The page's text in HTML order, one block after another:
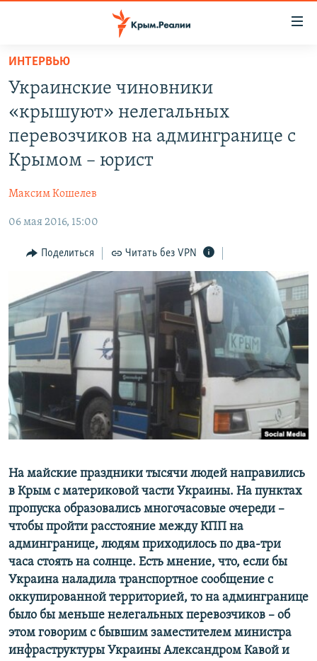
Вернуться
основному
содержанию
Вернутся
главной
Вернутся
СПЕЦПРОЕКТЫ
ВОДА
ИСТОРИЯ
ИНФОГРАФИКА
ТЕЛЕПРОЕКТ КРЫМ.РЕАЛИИ
СОВЕТЫ ПРАВОЗАЩИТНИКОВ
ПРОПАВШИЕ БЕЗ ВЕСТИ
ПОБЕДИТЕЛЕЙ НЕ СУДЯТ?
КРЫМ.НЕПОКОРЕННЫЙ
УКРАИНСКАЯ ПРОБЛЕМА КРЫМА
КАК ОБОЙТИ БЛОКИРОВКУ
Qırımtatar
ПРИСОЕДИНЯЙТЕСЬ!
Все сайты RFE/RL
ИНТЕРВЬЮ
Украинские чиновники
«крышуют» нелегальных
перевозчиков на админгранице с
Крымом – юрист
Максим Кошелев
06 мая 2016, 15:00
Поделиться Читать без VPN
На майские праздники тысячи людей направились
в Крым с материковой части Украины. На пунктах
пропуска образовались многочасовые очереди –
чтобы пройти расстояние между КПП на
админгранице, людям приходилось по два-три
часа стоять на солнце. Есть мнение, что, если бы
Украина наладила транспортное сообщение с
оккупированной территорией, то на админгранице
было бы меньше нелегальных перевозчиков – об
этом говорим с бывшим заместителем министра
инфраструктуры Украины Александром Кавой и